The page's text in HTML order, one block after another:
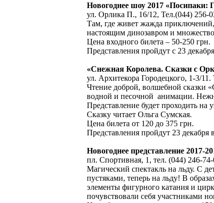
Новогоднее шоу 2017
ул. Орлика П., 16/12, Тел.(044) 256-
Там, где живет жажда приключений,
настоящим динозавром и
Цена входного билета – 50-250 грн.
Представления пройдут с 23
«Снежная Королева. Сказки с
ул. Архитекора Городецкого, 1-3/
Чтение доброй, волшебной сказки
водной и песочной анимации.
Представление будет проходить на
Сказку читает Ольга Сумская.
Цена билета от 120 до 375 грн.
Представления пройдут 23 декабря
Новогоднее представление 2017-
пл. Спортивная, 1, тел. (044) 246-74-
Магический спектакль на льду. С
пустяками, теперь на льду! В
элементы фигурного катания и
почувствовали себя участниками